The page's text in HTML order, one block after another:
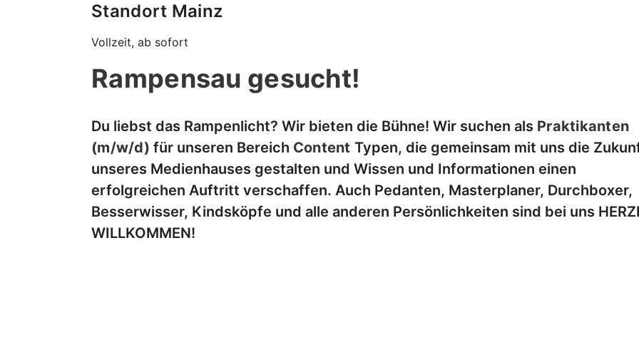
Standort Mainz
Vollzeit, ab sofort
Rampensau gesucht!
Du liebst das Rampenlicht? Wir bieten die Bühne! Wir suchen als Praktikanten
(m/w/d) für unseren Bereich Content Typen, die gemeinsam mit uns die
unseres Medienhauses gestalten und Wissen und Informationen einen
erfolgreichen Auftritt verschaffen. Auch Pedanten, Masterplaner, Durchboxer,
Besserwisser, Kindsköpfe und alle anderen Persönlichkeiten sind bei uns
WILLKOMMEN!